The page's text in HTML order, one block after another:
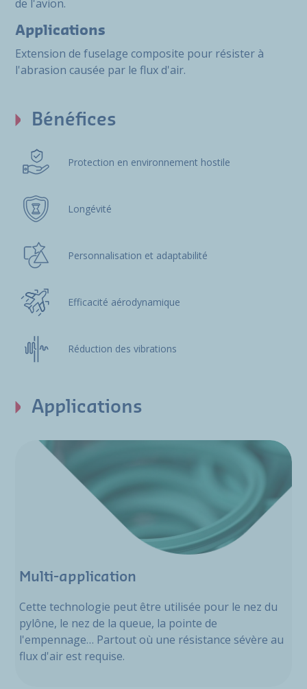
de l'avion.
Applications
Extension de fuselage composite pour résister à
l'abrasion causée par le flux d'air.
Bénéfices
Protection en environnement hostile
Longévité
Personnalisation et adaptabilité
Efficacité aérodynamique
Réduction des vibrations
Applications
Multi-application
Cette technologie peut être utilisée pour le nez du
pylône, le nez de la queue, la pointe de
l'empennage… Partout où une résistance sévère au
flux d'air est requise.